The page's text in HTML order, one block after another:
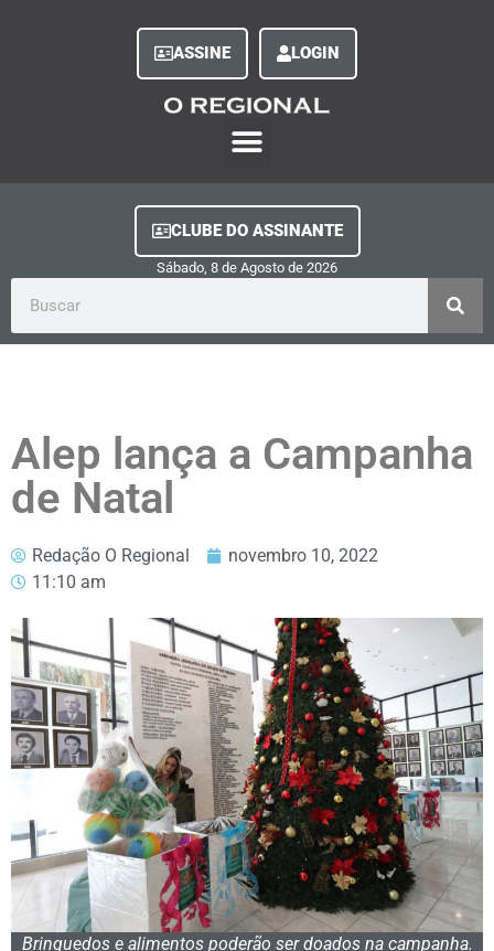
ASSINE LOGIN
CLUBE DO ASSINANTE
Sábado, 8 de Agosto de 2026
Alep lança a Campanha
de Natal
Redação O Regional
novembro 10, 2022
11:10 am
Brinquedos e alimentos poderão ser doados na campanha.